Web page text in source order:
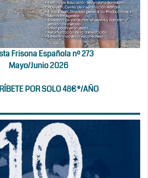
Frisona Española nº 273
Mayo/Junio 2026
POR SOLO 48€*/AÑO